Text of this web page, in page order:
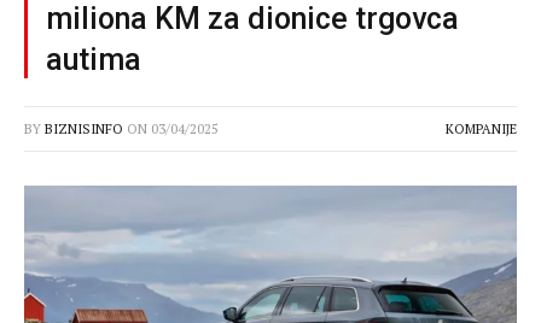
miliona KM za dionice trgovca
autima
BY BIZNISINFO ON 03/04/2025 KOMPANIJE